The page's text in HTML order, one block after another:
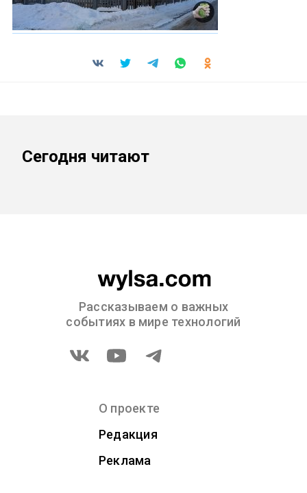
Сегодня читают
Рассказываем о важных
событиях в мире технологий
О проекте
Редакция
Реклама